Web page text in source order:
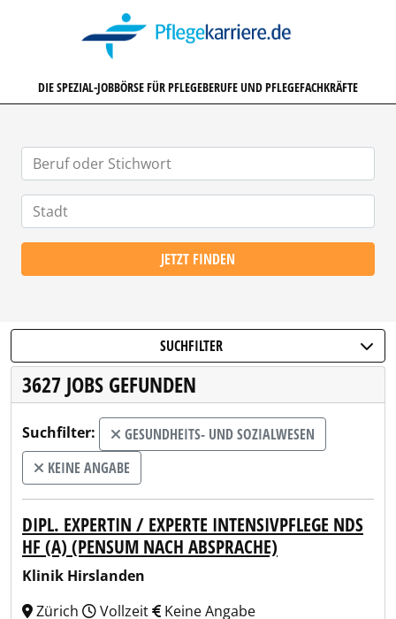
DIE SPEZIAL-JOBBÖRSE FÜR PFLEGEBERUFE UND PFLEGEFACHKRÄFTE
JETZT FINDEN
SUCHFILTER
3627 JOBS GEFUNDEN
Suchfilter:
GESUNDHEITS- UND SOZIALWESEN
KEINE ANGABE
DIPL. EXPERTIN / EXPERTE INTENSIVPFLEGE NDS
HF (A) (PENSUM NACH ABSPRACHE)
Klinik Hirslanden
Zürich
Vollzeit Keine Angabe